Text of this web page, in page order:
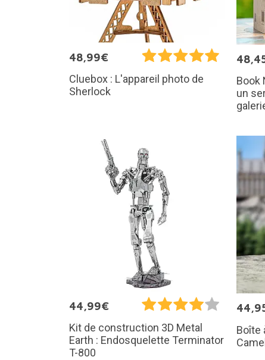
48,99€
Cluebox : L'appareil photo de
Sherlock
Book
un
44,99€
Kit de construction 3D Metal
Earth : Endosquelette Terminator
T-800
Boîte